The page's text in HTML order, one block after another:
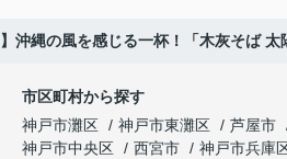
沖縄の風を感じる一杯！「木灰そば
市区町村から探す
神戸市灘区
神戸市東灘区 芦屋市
神戸市中央区
西宮市 神戸市兵庫